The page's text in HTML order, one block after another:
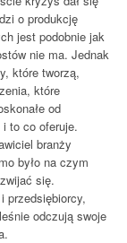
o produkcję
jest podobnie jak
nie ma. Jednak
które tworzą,
które
od
to co oferuje.
branży
było na czym
się.
przedsiębiorcy,
odczują swoje